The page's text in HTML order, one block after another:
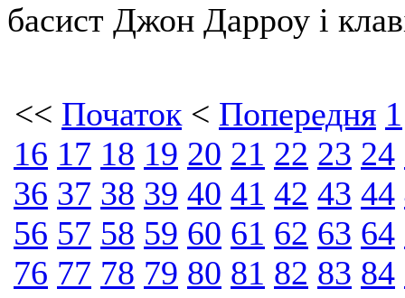
басист Джон Дарроу і
<< Початок < Попередня 1
16 17 18 19 20 21 22 23 24
36 37 38 39 40 41 42 43 44
56 57 58 59 60 61 62 63 64
76 77 78 79 80 81 82 83 84